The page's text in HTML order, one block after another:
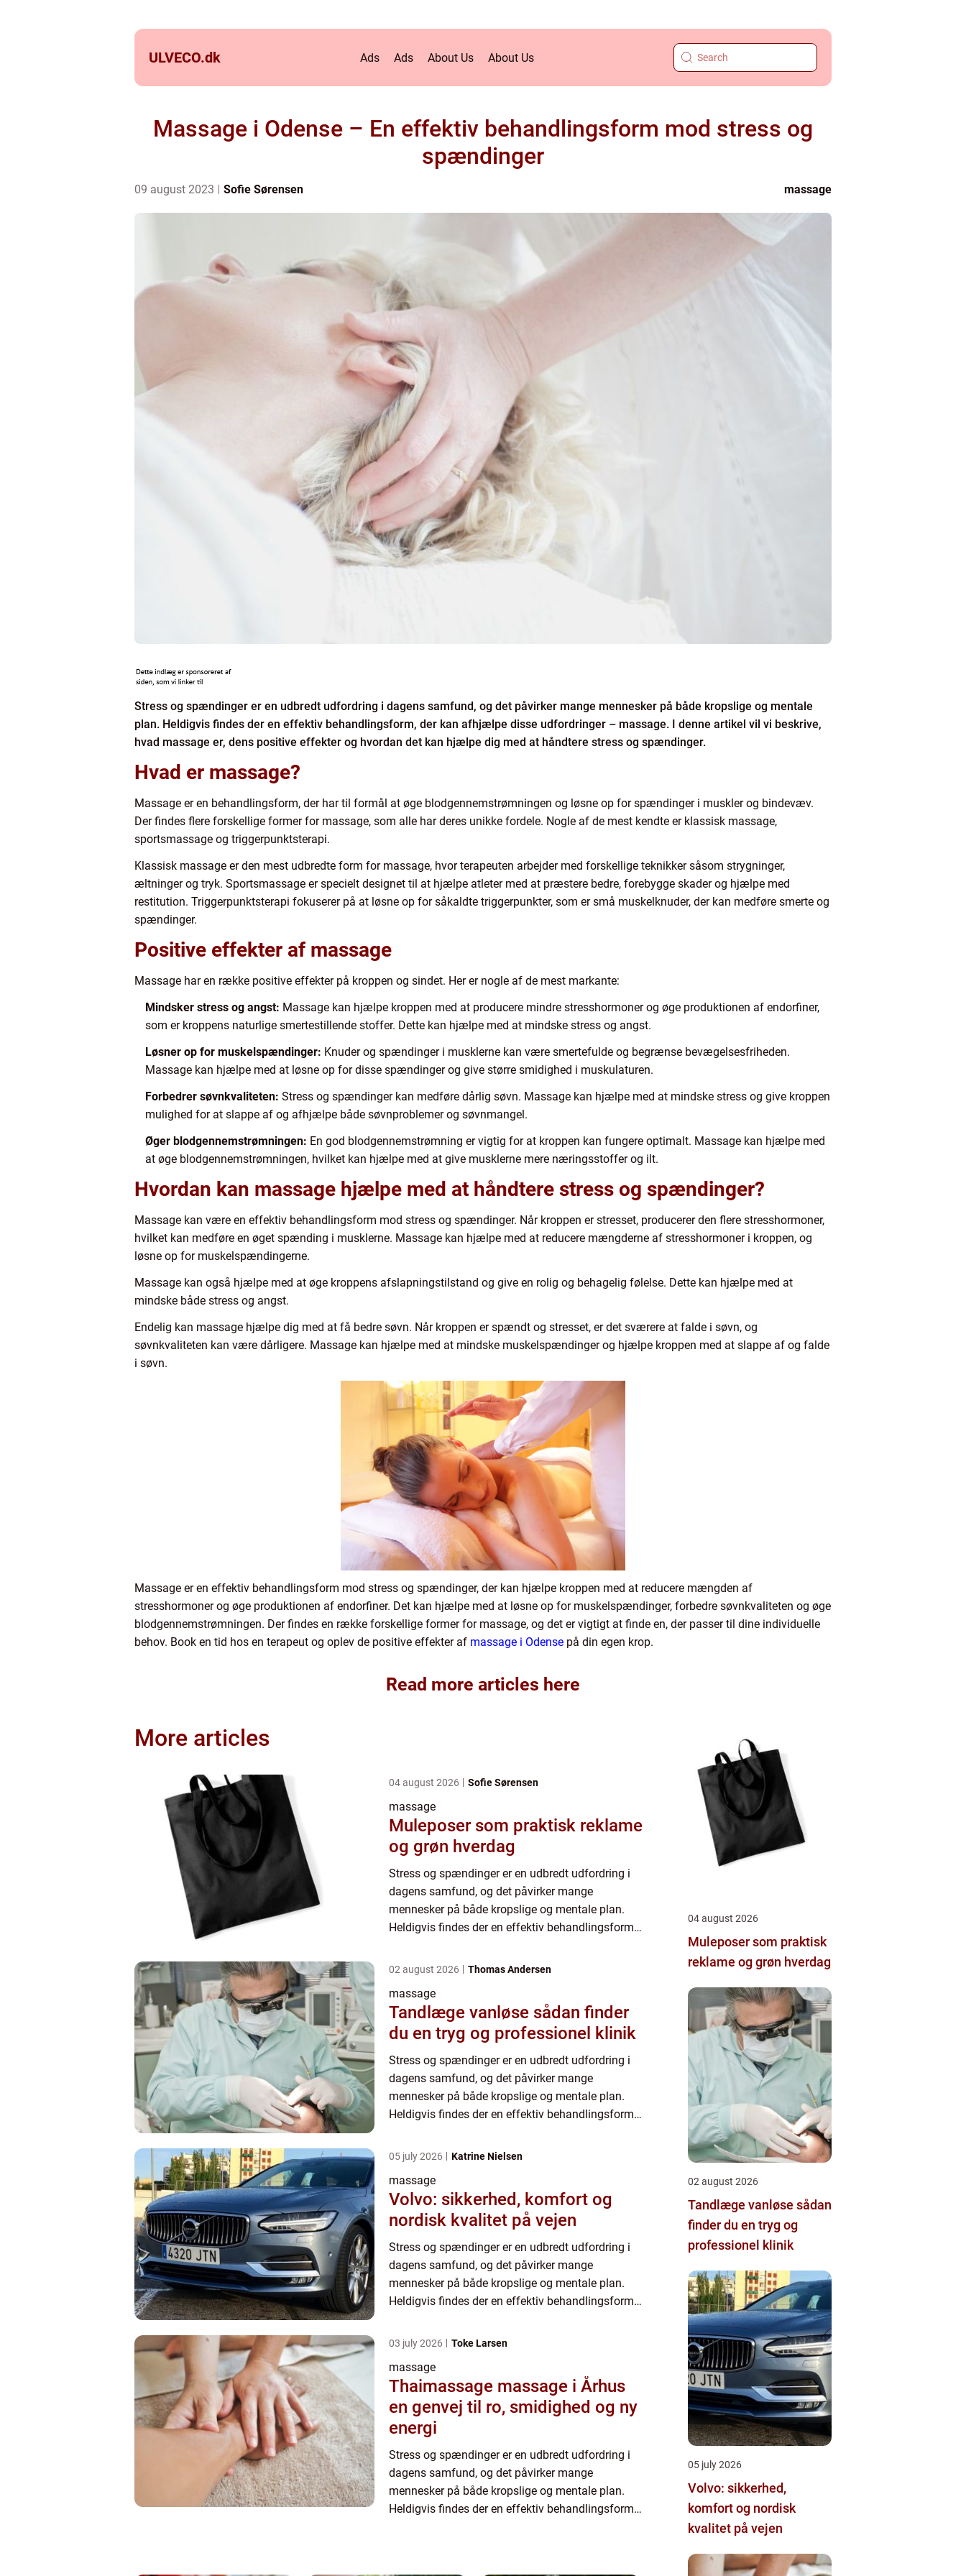
ULVECO.dk Ads Ads About Us About Us
Massage i Odense – En effektiv behandlingsform mod stress og
spændinger
09 august 2023 Sofie Sørensen massage
Stress og spændinger er en udbredt udfordring i dagens samfund, og det påvirker mange mennesker på både kropslige og mentale
plan. Heldigvis findes der en effektiv behandlingsform, der kan afhjælpe disse udfordringer – massage. I denne artikel vil vi beskrive,
hvad massage er, dens positive effekter og hvordan det kan hjælpe dig med at håndtere stress og spændinger.
Hvad er massage?
Massage er en behandlingsform, der har til formål at øge blodgennemstrømningen og løsne op for spændinger i muskler og bindevæv.
Der findes flere forskellige former for massage, som alle har deres unikke fordele. Nogle af de mest kendte er klassisk massage,
sportsmassage og triggerpunktsterapi.
Klassisk massage er den mest udbredte form for massage, hvor terapeuten arbejder med forskellige teknikker såsom strygninger,
æltninger og tryk. Sportsmassage er specielt designet til at hjælpe atleter med at præstere bedre, forebygge skader og hjælpe med
restitution. Triggerpunktsterapi fokuserer på at løsne op for såkaldte triggerpunkter, som er små muskelknuder, der kan medføre smerte og
spændinger.
Positive effekter af massage
Massage har en række positive effekter på kroppen og sindet. Her er nogle af de mest markante:
Mindsker stress og angst: Massage kan hjælpe kroppen med at producere mindre stresshormoner og øge produktionen af endorfiner,
som er kroppens naturlige smertestillende stoffer. Dette kan hjælpe med at mindske stress og angst.
Løsner op for muskelspændinger: Knuder og spændinger i musklerne kan være smertefulde og begrænse bevægelsesfriheden.
Massage kan hjælpe med at løsne op for disse spændinger og give større smidighed i muskulaturen.
Forbedrer søvnkvaliteten: Stress og spændinger kan medføre dårlig søvn. Massage kan hjælpe med at mindske stress og give kroppen
mulighed for at slappe af og afhjælpe både søvnproblemer og søvnmangel.
Øger blodgennemstrømningen: En god blodgennemstrømning er vigtig for at kroppen kan fungere optimalt. Massage kan hjælpe med
at øge blodgennemstrømningen, hvilket kan hjælpe med at give musklerne mere næringsstoffer og ilt.
Hvordan kan massage hjælpe med at håndtere stress og spændinger?
Massage kan være en effektiv behandlingsform mod stress og spændinger. Når kroppen er stresset, producerer den flere stresshormoner,
hvilket kan medføre en øget spænding i musklerne. Massage kan hjælpe med at reducere mængderne af stresshormoner i kroppen, og
løsne op for muskelspændingerne.
Massage kan også hjælpe med at øge kroppens afslapningstilstand og give en rolig og behagelig følelse. Dette kan hjælpe med at
mindske både stress og angst.
Endelig kan massage hjælpe dig med at få bedre søvn. Når kroppen er spændt og stresset, er det sværere at falde i søvn, og
søvnkvaliteten kan være dårligere. Massage kan hjælpe med at mindske muskelspændinger og hjælpe kroppen med at slappe af og falde
i søvn.
Massage er en effektiv behandlingsform mod stress og spændinger, der kan hjælpe kroppen med at reducere mængden af
stresshormoner og øge produktionen af endorfiner. Det kan hjælpe med at løsne op for muskelspændinger, forbedre søvnkvaliteten og øge
blodgennemstrømningen. Der findes en række forskellige former for massage, og det er vigtigt at finde en, der passer til dine individuelle
behov. Book en tid hos en terapeut og oplev de positive effekter af massage i Odense på din egen krop.
Read more articles here
More articles
04 august 2026 Sofie Sørensen
massage
Muleposer som praktisk reklame
og grøn hverdag
Stress og spændinger er en udbredt udfordring i
dagens samfund, og det påvirker mange
mennesker på både kropslige og mentale plan.
Heldigvis findes der en effektiv behandlingsform,
02 august 2026 Thomas Andersen
massage
Tandlæge vanløse sådan finder
du en tryg og professionel klinik
Stress og spændinger er en udbredt udfordring i
dagens samfund, og det påvirker mange
mennesker på både kropslige og mentale plan.
Heldigvis findes der en effektiv behandlingsform,
05 july 2026 Katrine Nielsen
massage
Volvo: sikkerhed, komfort og
nordisk kvalitet på vejen
Stress og spændinger er en udbredt udfordring i
dagens samfund, og det påvirker mange
mennesker på både kropslige og mentale plan.
Heldigvis findes der en effektiv behandlingsform,
03 july 2026 Toke Larsen
massage
Thaimassage massage i Århus
en genvej til ro, smidighed og ny
energi
Stress og spændinger er en udbredt udfordring i
dagens samfund, og det påvirker mange
mennesker på både kropslige og mentale plan.
Heldigvis findes der en effektiv behandlingsform,
04 august 2026
Muleposer som praktisk
reklame og grøn hverdag
02 august 2026
Tandlæge vanløse sådan
finder du en tryg og
professionel klinik
05 july 2026
Volvo: sikkerhed,
komfort og nordisk
kvalitet på vejen